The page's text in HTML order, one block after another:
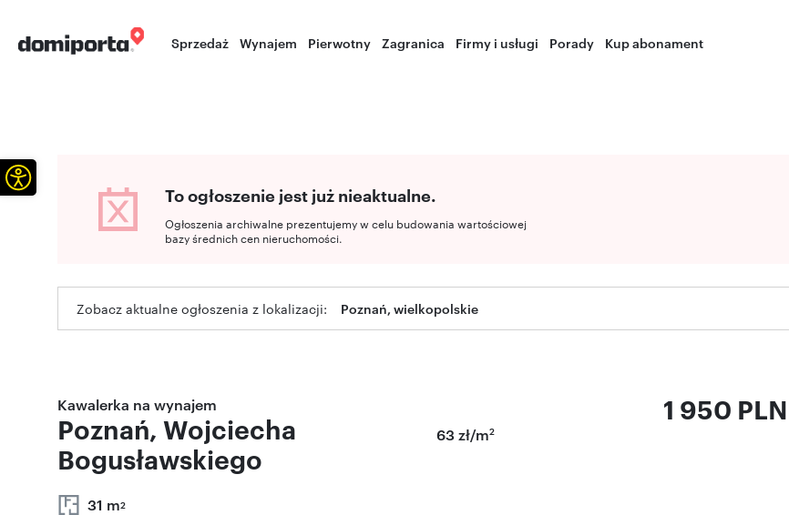
Sprzedaż Wynajem Pierwotny Zagranica Firmy i usługi Porady Kup abonament
To ogłoszenie jest już nieaktualne.
Ogłoszenia archiwalne prezentujemy w celu budowania wartościowej
bazy średnich cen nieruchomości.
Zobacz aktualne ogłoszenia z lokalizacji: Poznań, wielkopolskie
Kawalerka na wynajem
Poznań, Wojciecha
Bogusławskiego
31 m2
1 950 PLN
63 zł/m2
Otwórz pasek narzędzi